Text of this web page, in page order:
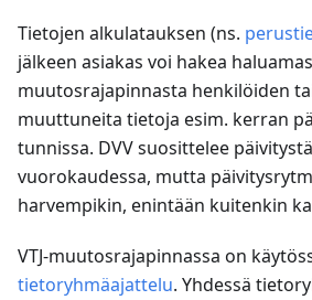
Tietojen alkulatauksen (ns.
jälkeen asiakas voi hakea
muutosrajapinnasta henkilöiden
muuttuneita tietoja esim. kerran
tunnissa. DVV suosittelee
vuorokaudessa, mutta
harvempikin, enintään kuitenkin
VTJ-muutosrajapinnassa on
tietoryhmäajattelu. Yhdessä